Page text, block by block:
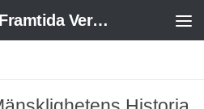
Välkomna till en Ny Framtida Verklighet